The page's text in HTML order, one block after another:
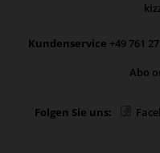
Kundenservice +49 761
Abo
Folgen Sie uns: